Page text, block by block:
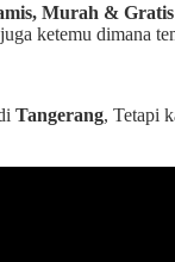
Murah &
ketemu dimana
Tangerang, Tetapi